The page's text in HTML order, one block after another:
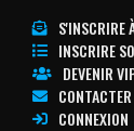
S'INSCRIRE
INSCRIRE
DEVENIR
CONNEXION